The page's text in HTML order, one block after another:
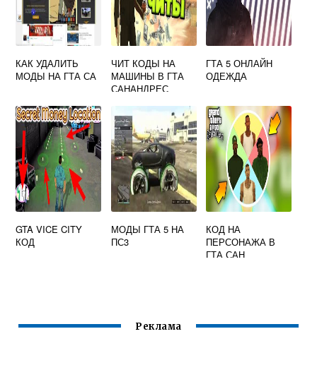
КАК УДАЛИТЬ
МОДЫ НА ГТА СА
ЧИТ КОДЫ НА
МАШИНЫ В ГТА
САНАНДРЕС
ГТА 5 ОНЛАЙН
ОДЕЖДА
GTA VICE CITY
КОД
МОДЫ ГТА 5 НА
ПС3
КОД НА
ПЕРСОНАЖА В
ГТА САН
Реклама